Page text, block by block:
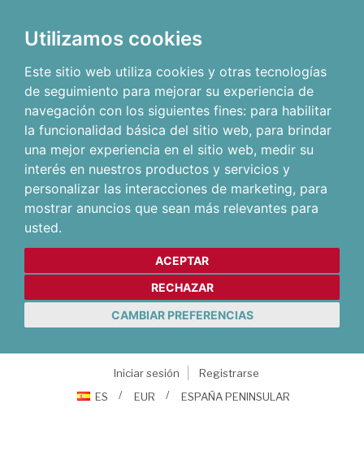
Utilizamos cookies
Este sitio web utiliza cookies y otras tecnologías
de seguimiento para mejorar su experiencia de
navegación con los siguientes fines: para habilitar
la funcionalidad básica del sitio web, para brindar
una mejor experiencia en el sitio web, medir su
interés en nuestros productos y servicios y
personalizar las interacciones de marketing, para
mostrar anuncios que sean más relevantes para
usted.
ACEPTAR
RECHAZAR
CAMBIAR PREFERENCIAS
Iniciar sesión
Registrarse
ES
EUR ESPAÑA PENINSULAR